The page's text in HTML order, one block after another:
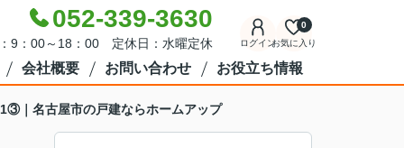
052-339-3630
9：00～18：00 定休日：水曜定休 ログインお気に入り
0
会社概要 お問い合わせ お役立ち情報
｜名古屋市の戸建ならホームアップ